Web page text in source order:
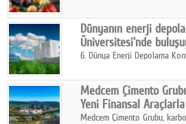
pratik, güvenilir ve lezzetli bir
Dünyanın enerji
Üniversitesi'nde
6. Dünya Enerji Depolama
sahipliğinde gerçekleştirilecek.
Medcem Çimento
Yeni Finansal
Medcem Çimento Grubu,